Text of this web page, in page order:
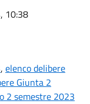
10:38
, elenco delibere
Giunta 2
2 semestre 2023